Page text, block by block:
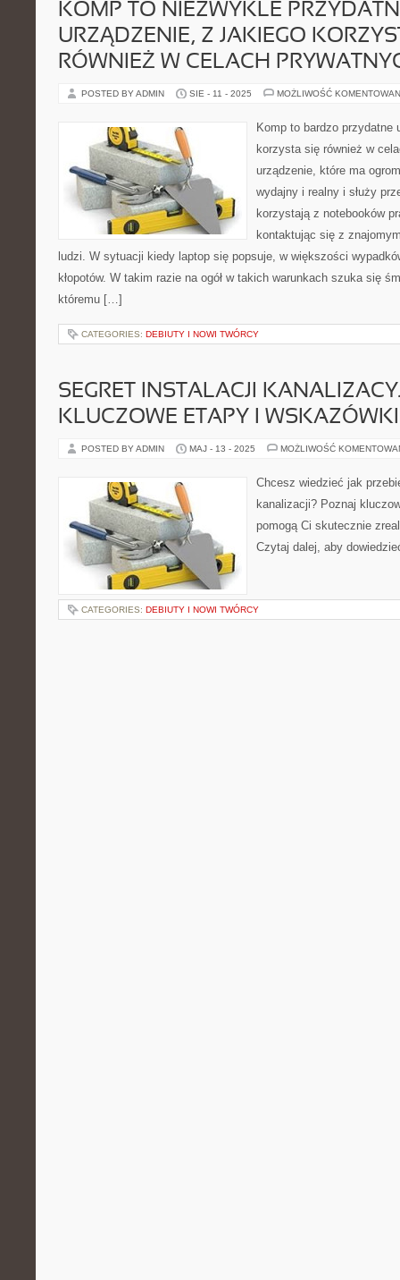
KOMP TO NIEZWYKLE
URZĄDZENIE, Z JAKIEGO
RÓWNIEŻ W CELACH
POSTED BY ADMIN SIE - 11 - 2025 MOŻLIWOŚĆ
Komp to bardzo przydatne
korzysta się również w
urządzenie, które ma
wydajny i realny i służy
korzystają z notebooków
kontaktując się z
ludzi. W sytuacji kiedy laptop się popsuje, w większości
kłopotów. W takim razie na ogół w takich warunkach szuka się
któremu […]
CATEGORIES: DEBIUTY I NOWI TWÓRCY
SEGRET INSTALACJI
KLUCZOWE ETAPY I WSKAZÓWKI
POSTED BY ADMIN MAJ - 13 - 2025 MOŻLIWOŚĆ
Chcesz wiedzieć jak
kanalizacji? Poznaj
pomogą Ci skutecznie
Czytaj dalej, aby
CATEGORIES: DEBIUTY I NOWI TWÓRCY